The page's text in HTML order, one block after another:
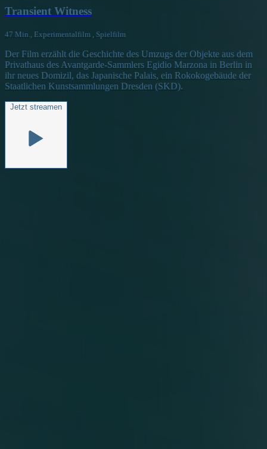
Transient Witness
47 Min., Experimentalfilm , Spielfilm
Der Film erzählt die Geschichte des Umzugs der Objekte aus dem
Privathaus des Avantgarde-Sammlers Egidio Marzona in Berlin in
ihr neues Domizil, das Japanische Palais, ein Rokokogebäude der
Staatlichen Kunstsammlungen Dresden (SKD).
Jetzt streamen